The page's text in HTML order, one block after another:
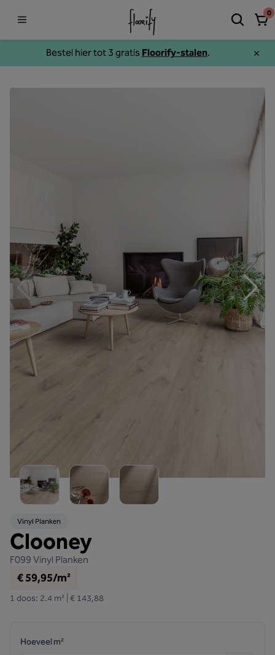
Bestel hier tot 3 gratis Floorify-stalen.
0
Vinyl Planken
Clooney
F099 Vinyl Planken
€ 59,95/m²
1 doos: 2.4 m² | € 143,88
Hoeveel m²